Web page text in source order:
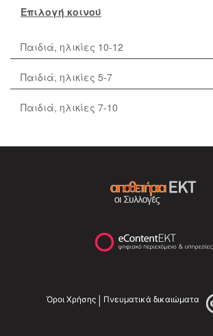
Επιλογή κοινού
Παιδιά, ηλικίες 10-12
Παιδιά, ηλικίες 5-7
Παιδιά, ηλικίες 7-10